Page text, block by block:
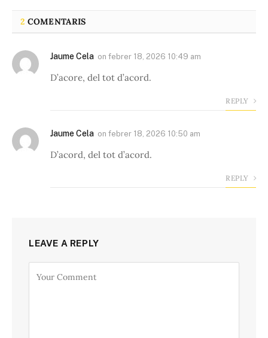
2 COMENTARIS
Jaume Cela on febrer 18, 2026 10:49 am
D’acore, del tot d’acord.
REPLY
Jaume Cela on febrer 18, 2026 10:50 am
D’acord, del tot d’acord.
REPLY
LEAVE A REPLY